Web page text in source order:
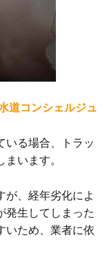
道コンシェルジュ
いる場合、トラッ
います。
が、経年劣化によ
発生してしまった
いため、業者に依